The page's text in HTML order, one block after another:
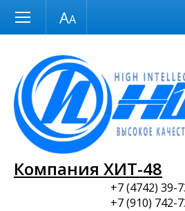
Размер шрифта
Компания ХИТ-48
+7 (4742) 39-
+7 (910) 742-